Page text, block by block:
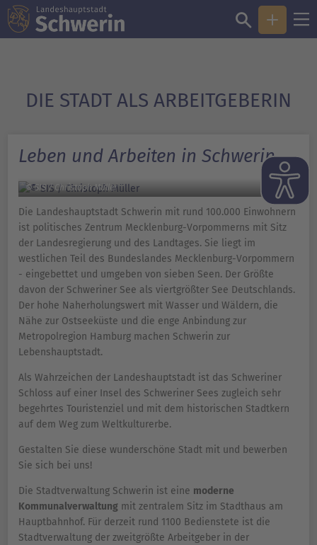
DIE STADT ALS ARBEITGEBERIN
Leben und Arbeiten in Schwerin
© SIS / Christoph Müller
Die Landeshauptstadt Schwerin mit rund 100.000 Einwohnern
ist politisches Zentrum Mecklenburg-Vorpommerns mit Sitz
der Landesregierung und des Landtages. Sie liegt im
westlichen Teil des Bundeslandes Mecklenburg-Vorpommern
- eingebettet und umgeben von sieben Seen. Der Größte
davon der Schweriner See als viertgrößter See Deutschlands.
Der hohe Naherholungswert mit Wasser und Wäldern, die
Nähe zur Ostseeküste und die enge Anbindung zur
Metropolregion Hamburg machen Schwerin zur
Lebenshauptstadt.
Als Wahrzeichen der Landeshauptstadt ist das Schweriner
Schloss auf einer Insel des Schweriner Sees zugleich sehr
begehrtes Touristenziel und mit dem historischen Stadtkern
auf dem Weg zum Weltkulturerbe.
Gestalten Sie diese wunderschöne Stadt mit und bewerben
Sie sich bei uns!
Die Stadtverwaltung Schwerin ist eine moderne
Kommunalverwaltung mit zentralem Sitz im Stadthaus am
Hauptbahnhof. Für derzeit rund 1100 Bedienstete ist die
Stadtverwaltung der zweitgrößte Arbeitgeber in der